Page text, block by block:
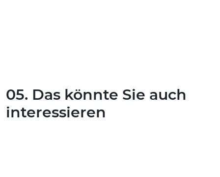
05. Das könnte Sie auch
interessieren